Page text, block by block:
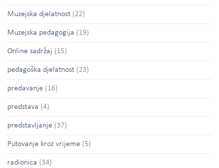
Muzejska djelatnost (22)
Muzejska pedagogija (19)
Online sadržaj (15)
pedagoška djelatnost (23)
predavanje (16)
predstava (4)
predstavljanje (37)
Putovanje kroz vrijeme (5)
radionica (34)